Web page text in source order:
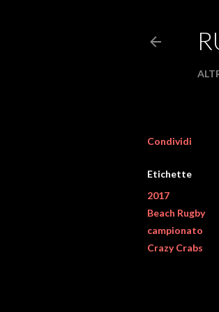
Condividi
Etichette
2017
Beach Rugby
campionato
Crazy Crabs